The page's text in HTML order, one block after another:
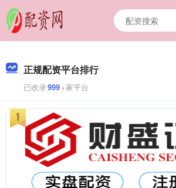
正规配资平台排行
已收录999+家平台